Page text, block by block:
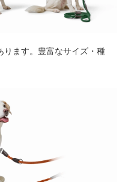
ります。豊富なサイズ・種